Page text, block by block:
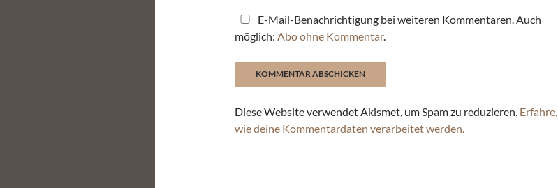
E-Mail-Benachrichtigung bei weiteren Kommentaren. Auch
möglich: Abo ohne Kommentar.
Diese Website verwendet Akismet, um Spam zu reduzieren. Erfahre,
wie deine Kommentardaten verarbeitet werden.